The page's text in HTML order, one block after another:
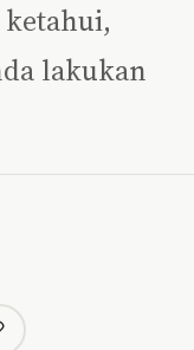
lakukan
link